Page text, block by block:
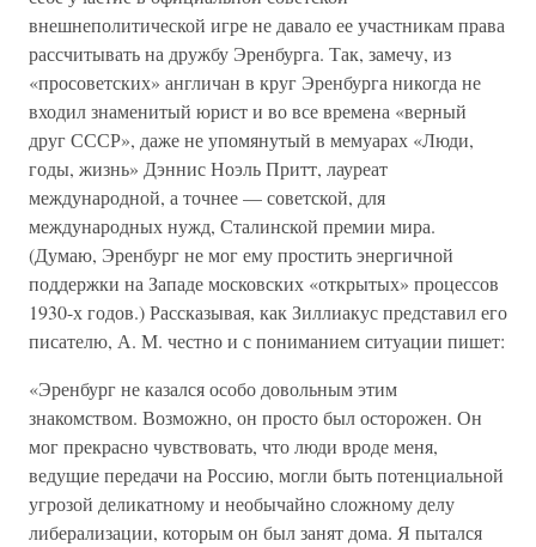
внешнеполитической игре не давало ее участникам права
рассчитывать на дружбу Эренбурга. Так, замечу, из
«просоветских» англичан в круг Эренбурга никогда не
входил знаменитый юрист и во все времена «верный
друг СССР», даже не упомянутый в мемуарах «Люди,
годы, жизнь» Дэннис Ноэль Притт, лауреат
международной, а точнее — советской, для
международных нужд, Сталинской премии мира.
(Думаю, Эренбург не мог ему простить энергичной
поддержки на Западе московских «открытых» процессов
1930-х годов.) Рассказывая, как Зиллиакус представил его
писателю, А. М. честно и с пониманием ситуации пишет:
«Эренбург не казался особо довольным этим
знакомством. Возможно, он просто был осторожен. Он
мог прекрасно чувствовать, что люди вроде меня,
ведущие передачи на Россию, могли быть потенциальной
угрозой деликатному и необычайно сложному делу
либерализации, которым он был занят дома. Я пытался